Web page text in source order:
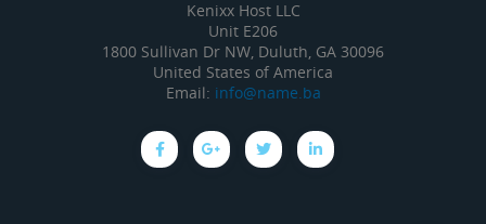
Kenixx Host LLC
Unit E206
1800 Sullivan Dr NW, Duluth, GA 30096
United States of America
Email: info@name.ba